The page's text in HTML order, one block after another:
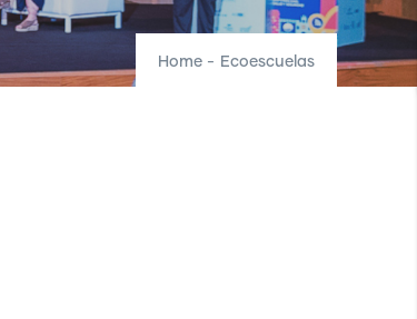
Home - Ecoescuelas